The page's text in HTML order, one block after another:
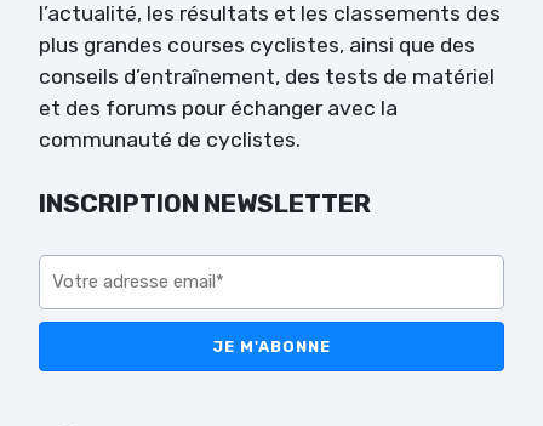
l’actualité, les résultats et les classements des
plus grandes courses cyclistes, ainsi que des
conseils d’entraînement, des tests de matériel
et des forums pour échanger avec la
communauté de cyclistes.
INSCRIPTION NEWSLETTER